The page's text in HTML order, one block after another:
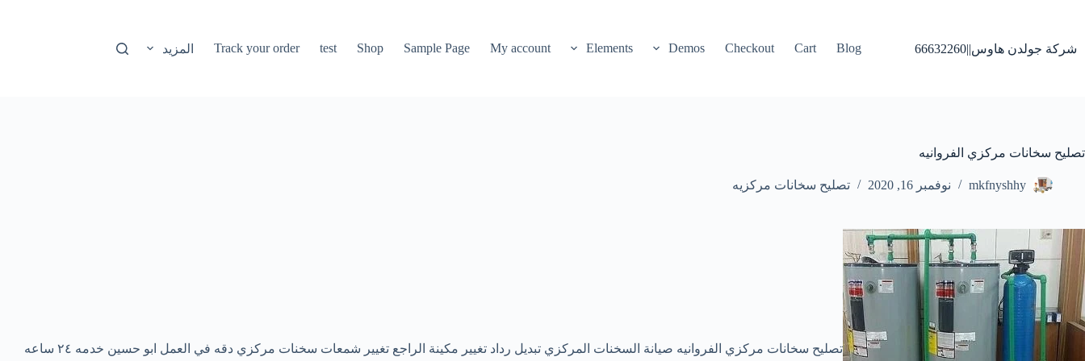
شركة جولدن هاوس||66632260 Blog
Cart
Checkout
Demos
Elements
My account
Sample Page
Shop
test
Track your order المزيد
تصليح سخانات مركزي الفروانيه
mkfnyshhy نوفمبر 16, 2020 تصليح سخانات مركزيه
تصليح سخانات مركزي الفروانيه صيانة السخنات المركزي تبديل رداد تغيير مكينة الراجع تغيير شمعات سخنات مركزي دقه في العمل ابو حسين خدمه ٢٤ ساعه